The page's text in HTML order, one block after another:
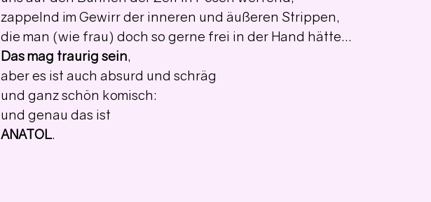
zappelnd im Gewirr der inneren und äußeren Strippen,
die man (wie frau) doch so gerne frei in der Hand hätte…
Das mag traurig sein,
aber es ist auch absurd und schräg
und ganz schön komisch:
und genau das ist
ANATOL.